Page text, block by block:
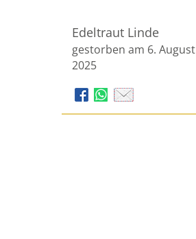
Edeltraut Linde
gestorben am 6. August
2025